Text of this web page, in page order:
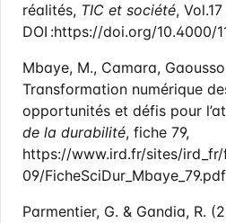
réalités, TIC et société,
DOI :https://doi.org/10.4000/
Mbaye, M., Camara,
Transformation numérique
opportunités et défis pour
de la durabilité, fiche 79,
https://www.ird.fr/sites/
09/FicheSciDur_Mbaye_79.pdf
Parmentier, G. & Gandia, R.